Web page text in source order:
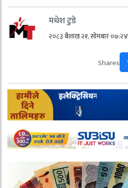
मधेश टुडे
२०८३ बैशाख २१, सोमबार ०७:२४
Shares